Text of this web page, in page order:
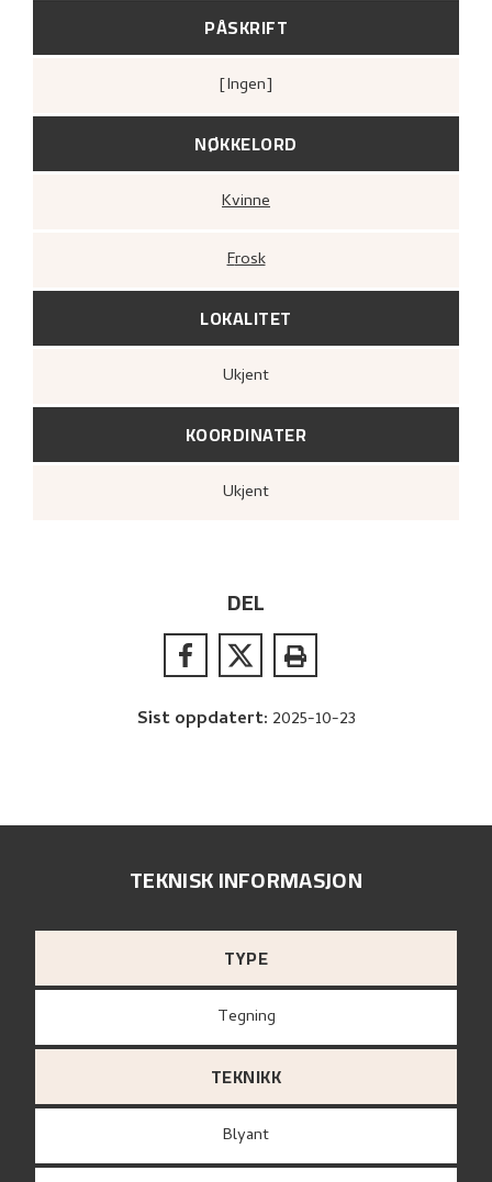
PÅSKRIFT
[ingen]
NØKKELORD
Kvinne
Frosk
LOKALITET
Ukjent
KOORDINATER
Ukjent
DEL
Sist oppdatert: 2025-10-23
TEKNISK INFORMASJON
TYPE
Tegning
TEKNIKK
Blyant